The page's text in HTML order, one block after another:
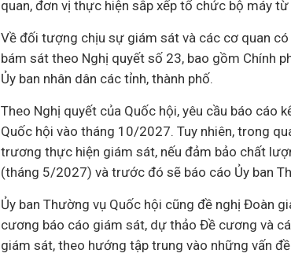
quan, đơn vị thực hiện sắp xếp tổ chức bộ máy
Về đối tượng chịu sự giám sát và các cơ quan
bám sát theo Nghị quyết số 23, bao gồm Chính
Ủy ban nhân dân các tỉnh, thành phố.
Theo Nghị quyết của Quốc hội, yêu cầu báo cáo
Quốc hội vào tháng 10/2027. Tuy nhiên, trong
trương thực hiện giám sát, nếu đảm bảo chất
(tháng 5/2027) và trước đó sẽ báo cáo Ủy ban
Ủy ban Thường vụ Quốc hội cũng đề nghị Đoàn
cương báo cáo giám sát, dự thảo Đề cương và
giám sát, theo hướng tập trung vào những vấn